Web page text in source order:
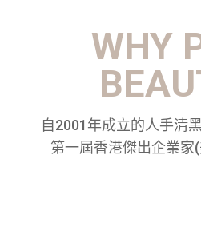
WHY
自2001年成立的人手清
第一屆香港傑出企業家